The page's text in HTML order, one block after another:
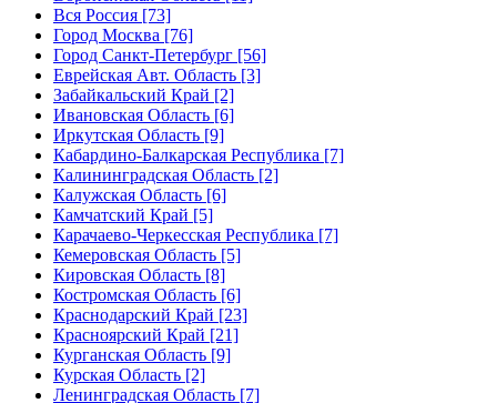
Вся Россия [73]
Город Москва [76]
Город Санкт-Петербург [56]
Еврейская Авт. Область [3]
Забайкальский Край [2]
Ивановская Область [6]
Иркутская Область [9]
Кабардино-Балкарская Республика [7]
Калининградская Область [2]
Калужская Область [6]
Камчатский Край [5]
Карачаево-Черкесская Республика [7]
Кемеровская Область [5]
Кировская Область [8]
Костромская Область [6]
Краснодарский Край [23]
Красноярский Край [21]
Курганская Область [9]
Курская Область [2]
Ленинградская Область [7]